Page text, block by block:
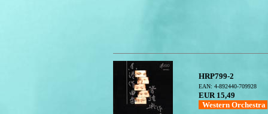
HRP799-2
EAN: 4-892440-709928
EUR 15,49
Western Orchestra